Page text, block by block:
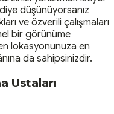
düşünüyorsanız
ve özverili çalışmaları
bir görünüme
lokasyonunuza en
da sahipsinizdir.
Ustaları